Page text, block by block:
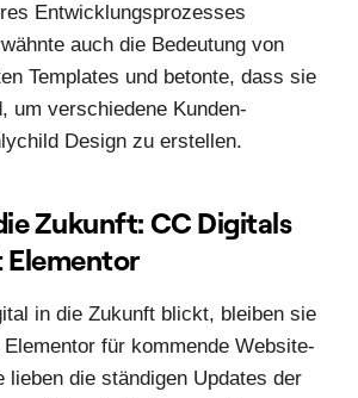
Entwicklungsprozesses
auch die Bedeutung von
Templates und betonte, dass sie
um verschiedene Kunden-
Design zu erstellen.
Zukunft: CC Digitals
in die Zukunft blickt, bleiben sie
für kommende Website-
lieben die ständigen Updates der